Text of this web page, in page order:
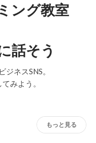
ング教室
話そう
ネスSNS。
みよう。
もっと見る